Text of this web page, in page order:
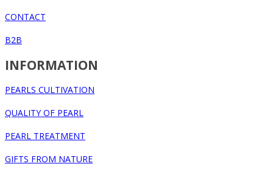
CONTACT
B2B
INFORMATION
PEARLS CULTIVATION
QUALITY OF PEARL
PEARL TREATMENT
GIFTS FROM NATURE